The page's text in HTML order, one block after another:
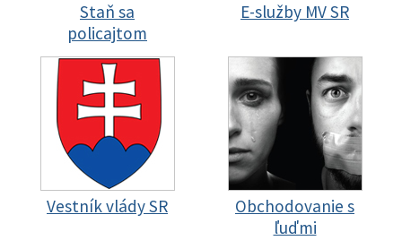
Staň sa
policajtom
E-služby MV SR
Vestník vlády SR
Obchodovanie s
ľuďmi